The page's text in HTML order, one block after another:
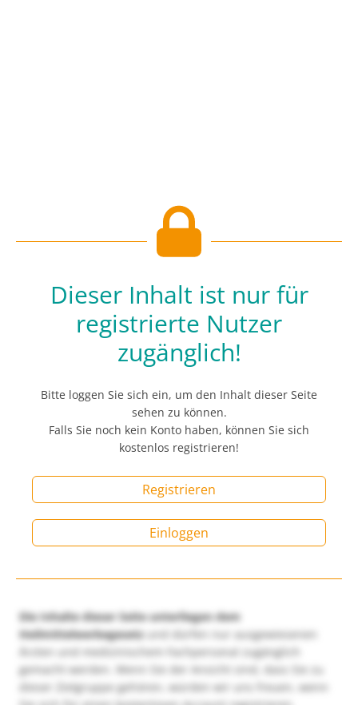
Dieser Inhalt ist nur für
registrierte Nutzer
zugänglich!
Bitte loggen Sie sich ein, um den Inhalt dieser Seite
sehen zu können.
Falls Sie noch kein Konto haben, können Sie sich
kostenlos registrieren!
Registrieren
Einloggen
Die Inhalte dieser Seite unterliegen dem
Heilmittelwerbegesetzund dürfen nur ausgewiesenen
Ärzten und medizinischem Fachpersonal zugänglich
gemacht werden. Wenn Sie der Ansicht sind, dass Sie zu
dieser Zielgruppe gehören, würden wir uns freuen, wenn